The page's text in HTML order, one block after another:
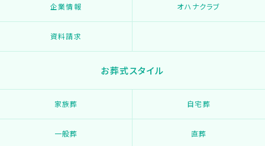
企業情報 オハナクラブ
資料請求
お葬式スタイル
家族葬 自宅葬
一般葬 直葬